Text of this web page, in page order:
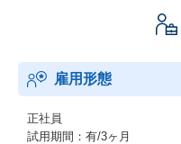
雇用形態
正社員
試用期間：有/3ヶ月